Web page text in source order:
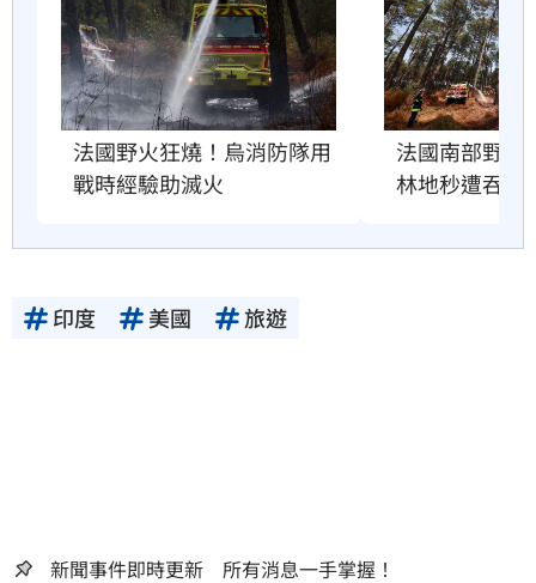
法國野火狂燒！烏消防隊用
戰時經驗助滅火
法國南部野火
林地秒遭吞噬
印度 美國 旅遊
新聞事件即時更新 所有消息一手掌握！